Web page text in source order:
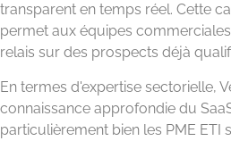
transparent en temps réel. Cette
permet aux équipes
relais sur des prospects déjà
En termes d'expertise sectorielle,
connaissance approfondie du
particulièrement bien les PME ETI